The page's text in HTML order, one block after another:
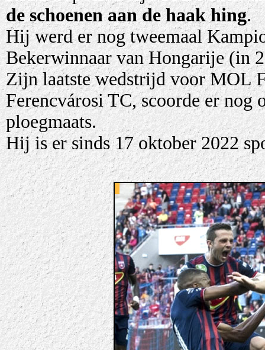
de schoenen aan de haak hing.
Hij werd er nog tweemaal
Bekerwinnaar van Hongarije (in
Zijn laatste wedstrijd voor MOL
Ferencvárosi TC, scoorde er nog
ploegmaats.
Hij is er sinds 17 oktober 2022